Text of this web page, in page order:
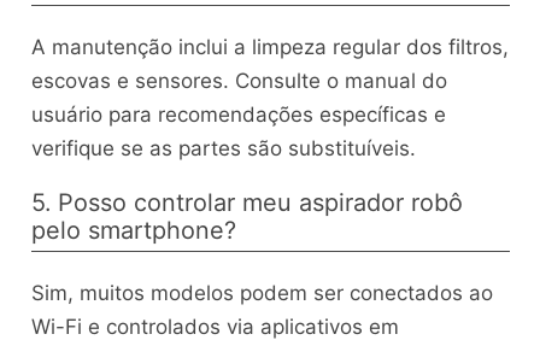
A manutenção inclui a limpeza regular dos filtros,
escovas e sensores. Consulte o manual do
usuário para recomendações específicas e
verifique se as partes são substituíveis.
5. Posso controlar meu aspirador robô
pelo smartphone?
Sim, muitos modelos podem ser conectados ao
Wi-Fi e controlados via aplicativos em